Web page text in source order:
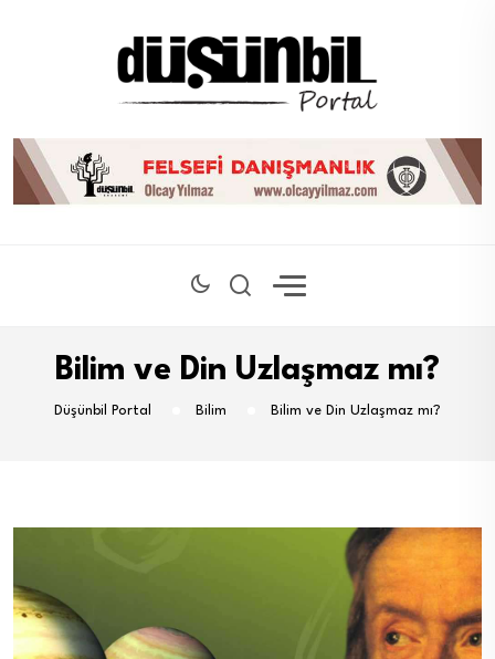
Bilim ve Din Uzlaşmaz mı?
Düşünbil Portal Bilim Bilim ve Din Uzlaşmaz mı?